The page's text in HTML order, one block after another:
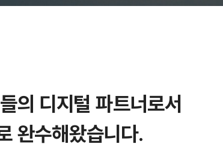
의 디지털 파트너로서
완수해왔습니다.